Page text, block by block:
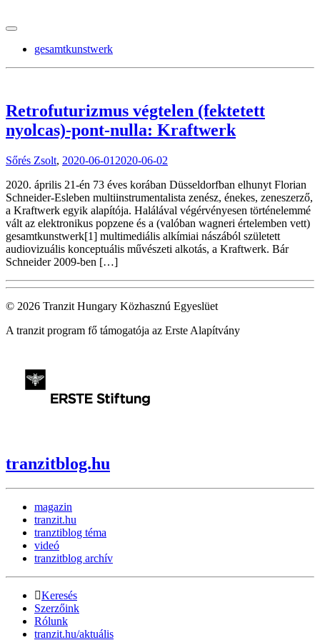
gesamtkunstwerk
Retrofuturizmus végtelen (fektetett
nyolcas)-pont-nulla: Kraftwerk
Sőrés Zsolt, 2020-06-01 2020-06-02
2020. április 21-én 73 éves korában Düsseldorfban elhunyt Florian
Schneider-Esleben multiinstrumentalista zenész, énekes, zeneszerző,
a Kraftwerk egyik alapítója. Halálával végérvényesen történelemmé
vált az elektronikus popzene és a (valóban wagneri értelemben vett)
gesamtkunstwerk[1] multimediális alkímiai nászából született
audiovizuális konceptuális művészeti alkotás, a Kraftwerk. Bár
Schneider 2009-ben […]
© 2026 Tranzit Hungary Közhasznú Egyeslüet
A tranzit program fő támogatója az Erste Alapítvány
tranzitblog.hu
magazin
tranzit.hu
tranztiblog téma
videó
tranzitblog archív
Keresés
Szerzőink
Rólunk
tranzit.hu/aktuális